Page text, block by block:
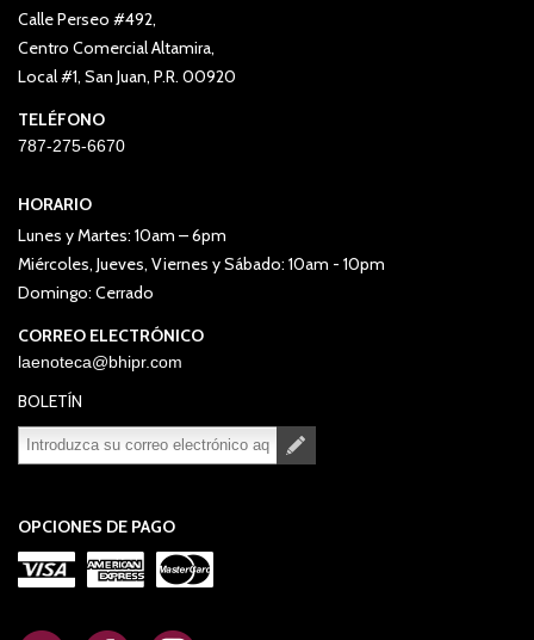
Calle Perseo #492,
Centro Comercial Altamira,
Local #1, San Juan, P.R. 00920
TELÉFONO
787-275-6670
HORARIO
Lunes y Martes: 10am – 6pm
Miércoles, Jueves, Viernes y Sábado: 10am - 10pm
Domingo: Cerrado
CORREO ELECTRÓNICO
laenoteca@bhipr.com
BOLETÍN
OPCIONES DE PAGO